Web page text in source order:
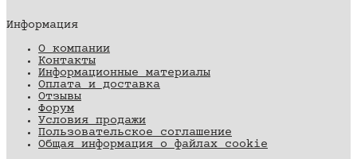
Информация
О компании
Контакты
Информационные материалы
Оплата и доставка
Отзывы
Форум
Условия продажи
Пользовательское соглашение
Общая информация о файлах cookie